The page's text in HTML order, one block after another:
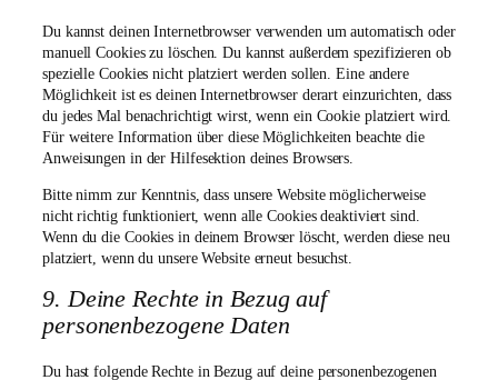
Du kannst deinen Internetbrowser verwenden um automatisch oder
manuell Cookies zu löschen. Du kannst außerdem spezifizieren ob
spezielle Cookies nicht platziert werden sollen. Eine andere
Möglichkeit ist es deinen Internetbrowser derart einzurichten, dass
du jedes Mal benachrichtigt wirst, wenn ein Cookie platziert wird.
Für weitere Information über diese Möglichkeiten beachte die
Anweisungen in der Hilfesektion deines Browsers.
Bitte nimm zur Kenntnis, dass unsere Website möglicherweise
nicht richtig funktioniert, wenn alle Cookies deaktiviert sind.
Wenn du die Cookies in deinem Browser löscht, werden diese neu
platziert, wenn du unsere Website erneut besuchst.
9. Deine Rechte in Bezug auf
personenbezogene Daten
Du hast folgende Rechte in Bezug auf deine personenbezogenen